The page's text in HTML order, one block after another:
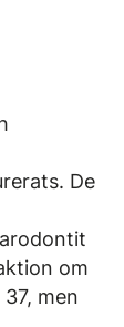
De
om
men